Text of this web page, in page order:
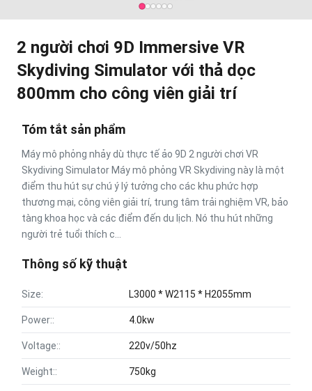
2 người chơi 9D Immersive VR
Skydiving Simulator với thả dọc
800mm cho công viên giải trí
Tóm tắt sản phẩm
Máy mô phỏng nhảy dù thực tế ảo 9D 2 người chơi VR
Skydiving Simulator Máy mô phỏng VR Skydiving này là một
điểm thu hút sự chú ý lý tưởng cho các khu phức hợp
thương mại, công viên giải trí, trung tâm trải nghiệm VR, bảo
tàng khoa học và các điểm đến du lịch. Nó thu hút những
người trẻ tuổi thích c...
Thông số kỹ thuật
Size: L3000 * W2115 * H2055mm
Power:: 4.0kw
Voltage:: 220v/50hz
Weight:: 750kg